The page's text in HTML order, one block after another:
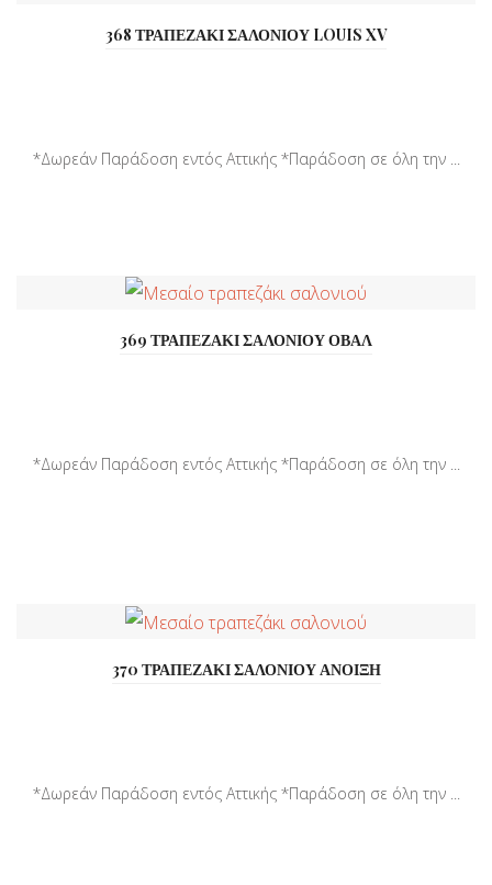
368 ΤΡΑΠΕΖΑΚΙ ΣΑΛΟΝΙΟΥ LOUIS XV
*Δωρεάν Παράδοση εντός Αττικής *Παράδοση σε όλη την ...
369 ΤΡΑΠΕΖΑΚΙ ΣΑΛΟΝΙΟΥ ΟΒΑΛ
*Δωρεάν Παράδοση εντός Αττικής *Παράδοση σε όλη την ...
370 ΤΡΑΠΕΖΑΚΙ ΣΑΛΟΝΙΟΥ ΑΝΟΙΞΗ
*Δωρεάν Παράδοση εντός Αττικής *Παράδοση σε όλη την ...